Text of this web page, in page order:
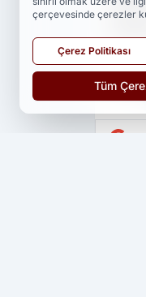
çerçevesinde çerezler
Çerez Politikası
Tüm